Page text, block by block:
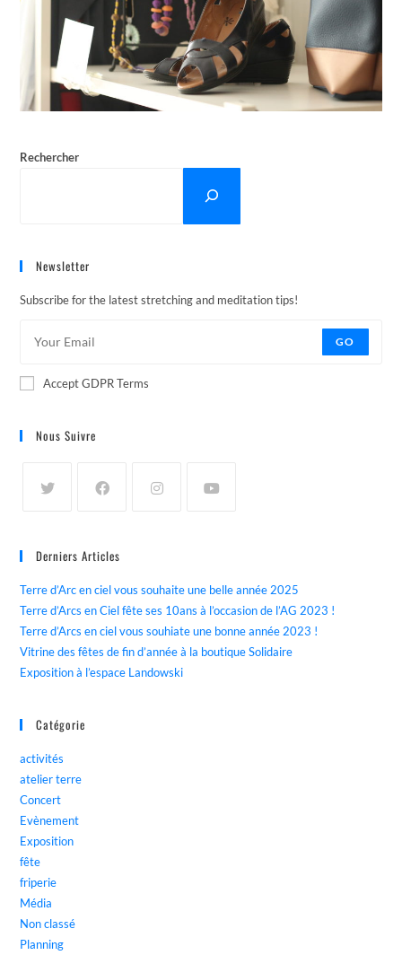
Rechercher
Newsletter
Subscribe for the latest stretching and meditation tips!
GO
Accept GDPR Terms
Nous Suivre
Derniers Articles
Terre d’Arc en ciel vous souhaite une belle année 2025
Terre d’Arcs en Ciel fête ses 10ans à l’occasion de l’AG 2023 !
Terre d’Arcs en ciel vous souhiate une bonne année 2023 !
Vitrine des fêtes de fin d’année à la boutique Solidaire
Exposition à l’espace Landowski
Catégorie
activités
atelier terre
Concert
Evènement
Exposition
fête
friperie
Média
Non classé
Planning